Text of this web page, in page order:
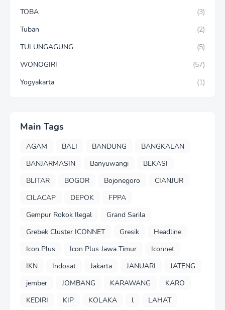
TOBA
(3)
Tuban
(2)
TULUNGAGUNG
(5)
WONOGIRI
(57)
Yogyakarta
(1)
Main Tags
AGAM BALI BANDUNG
BANGKALAN
BANJARMASIN
Banyuwangi
BEKASI
BLITAR
BOGOR Bojonegoro
CIANJUR
CILACAP
DEPOK
FPPA
Gempur Rokok Ilegal
Grand Sarila
Grebek Cluster ICONNET
Gresik
Headline
Icon Plus
Icon Plus Jawa Timur
Iconnet
IKN
Indosat Jakarta JANUARI
JATENG
jember
JOMBANG KARAWANG
KARO
KEDIRI
KIP KOLAKA l
LAHAT